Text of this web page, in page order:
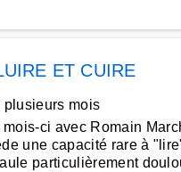
ET CUIRE
plusieurs mois
ci avec Romain
une capacité rare à
particulièrement